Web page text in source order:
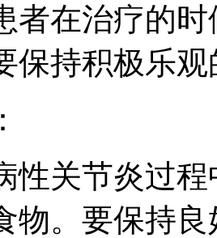
者在治疗的
保持积极乐
性关节炎过
物。要保持